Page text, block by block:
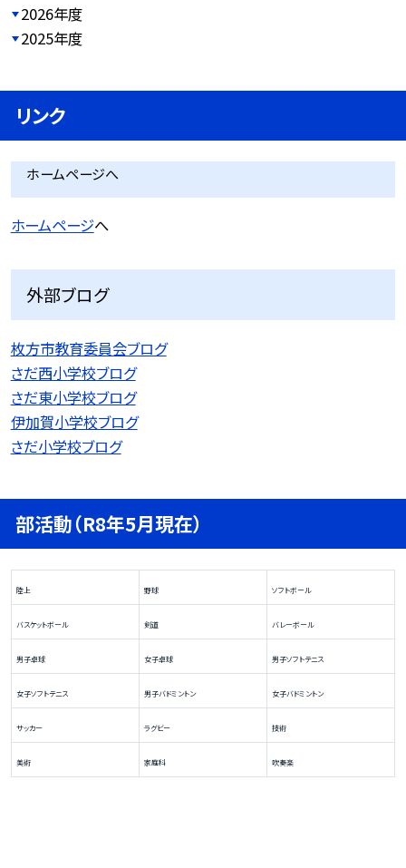
2026年度
2025年度
リンク
ホームページへ
ホームページへ
外部ブログ
枚方市教育委員会ブログ
さだ西小学校ブログ
さだ東小学校ブログ
伊加賀小学校ブログ
さだ小学校ブログ
部活動（R8年5月現在）
陸上 野球 ソフトボール
バスケットボール 剣道 バレーボール
男子卓球 女子卓球 男子ソフトテニス
女子ソフトテニス 男子バドミントン 女子バドミントン
サッカー ラグビー 技術
美術 家庭科 吹奏楽